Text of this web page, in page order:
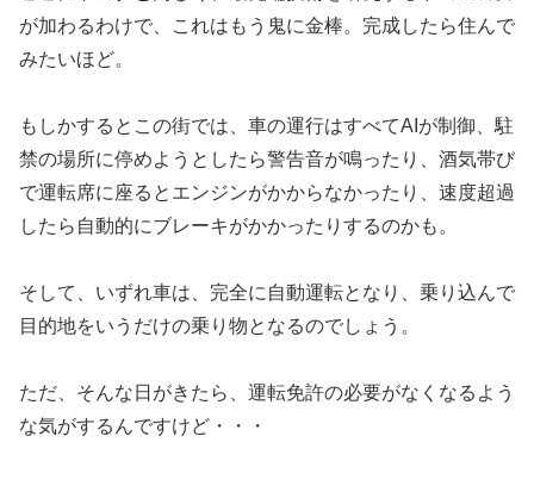
が加わるわけで、これはもう鬼に金棒。完成したら住んで
みたいほど。
もしかするとこの街では、車の運行はすべてAIが制御、駐
禁の場所に停めようとしたら警告音が鳴ったり、酒気帯び
で運転席に座るとエンジンがかからなかったり、速度超過
したら自動的にブレーキがかかったりするのかも。
そして、いずれ車は、完全に自動運転となり、乗り込んで
目的地をいうだけの乗り物となるのでしょう。
ただ、そんな日がきたら、運転免許の必要がなくなるよう
な気がするんですけど・・・